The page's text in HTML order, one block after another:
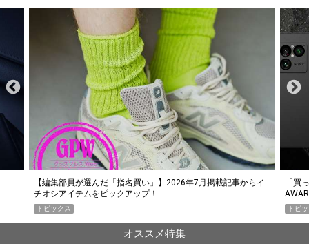
「買って損なし」の極上スマホ5選【GoodsPress 2026上半期
AWARD】
トピックス
薄着
PR
オススメ特集